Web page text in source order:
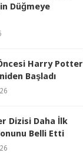
Düğmeye
Harry Potter
Başladı
Dizisi Daha İlk
Belli Etti